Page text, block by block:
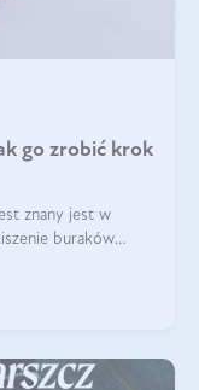
go zrobić krok
znany jest w
buraków